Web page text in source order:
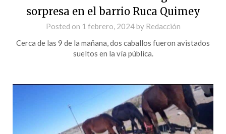
sorpresa en el barrio Ruca Quimey
Posted on 1 febrero, 2024by Redacción
Cerca de las 9 de la mañana, dos caballos fueron avistados
sueltos en la vía pública.